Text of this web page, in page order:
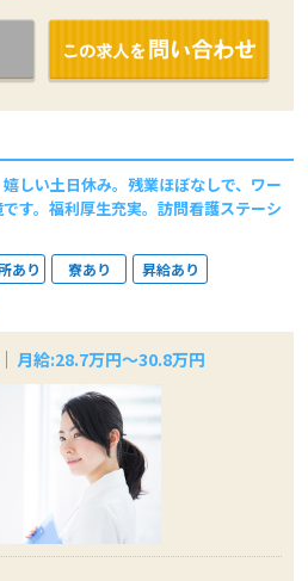
しい土日休み。残業ほぼなしで、ワー
す。福利厚生充実。訪問看護ステーシ
あり 寮あり
昇給あり
月給:28.7万円～30.8万円